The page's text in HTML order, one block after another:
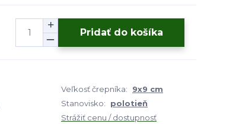
Pridať do košíka
Veľkosť črepníka:
9x9 cm
Stanovisko:
polotieň
Strážiť cenu / dostupnosť